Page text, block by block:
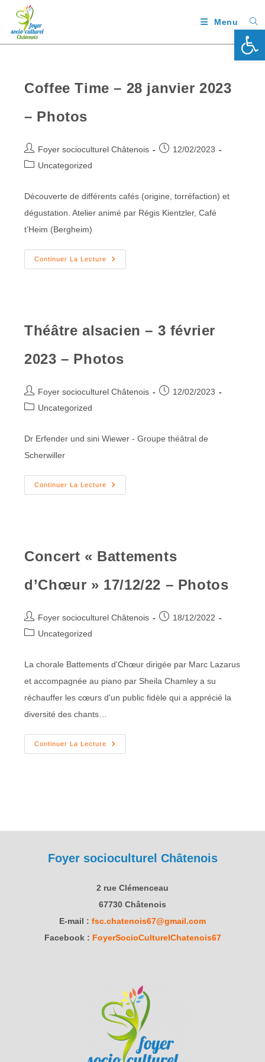
Menu
Coffee Time – 28 janvier 2023
– Photos
Foyer socioculturel Châtenois
12/02/2023
Uncategorized
Découverte de différents cafés (origine, torréfaction) et
dégustation. Atelier animé par Régis Kientzler, Café
t’Heim (Bergheim)
Continuer La Lecture
Théâtre alsacien – 3 février
2023 – Photos
Foyer socioculturel Châtenois
12/02/2023
Uncategorized
Dr Erfender und sini Wiewer - Groupe théâtral de
Scherwiller
Continuer La Lecture
Concert « Battements
d’Chœur » 17/12/22 – Photos
Foyer socioculturel Châtenois
18/12/2022
Uncategorized
La chorale Battements d'Chœur dirigée par Marc Lazarus
et accompagnée au piano par Sheila Chamley a su
réchauffer les cœurs d'un public fidèle qui a apprécié la
diversité des chants…
Continuer La Lecture
Foyer socioculturel Châtenois
2 rue Clémenceau
67730 Châtenois
E-mail : fsc.chatenois67@gmail.com
Facebook : FoyerSocioCulturelChatenois67